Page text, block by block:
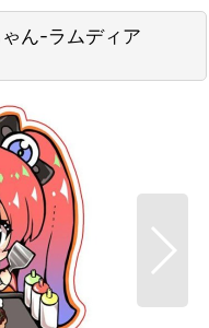
ん-ラムディア